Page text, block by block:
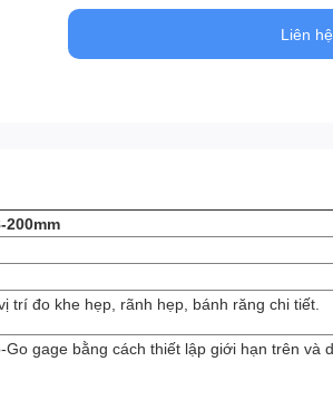
Liên
trí đo khe hẹp, rãnh hẹp, bánh răng chi tiết.
gage bằng cách thiết lập giới hạn trên và